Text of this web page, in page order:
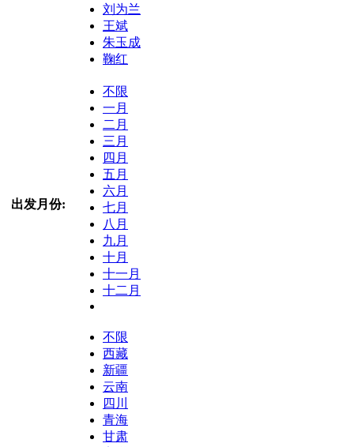
刘为兰
王斌
朱玉成
鞠红
出发月份:
不限
一月
二月
三月
四月
五月
六月
七月
八月
九月
十月
十一月
十二月
不限
西藏
新疆
云南
四川
青海
甘肃